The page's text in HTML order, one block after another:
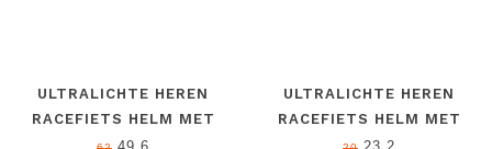
ULTRALICHTE HEREN
RACEFIETS HELM MET
INSECTENNET VOOR
ULTRALICHTE HEREN
RACEFIETS HELM MET
INSECTENNET VOOR